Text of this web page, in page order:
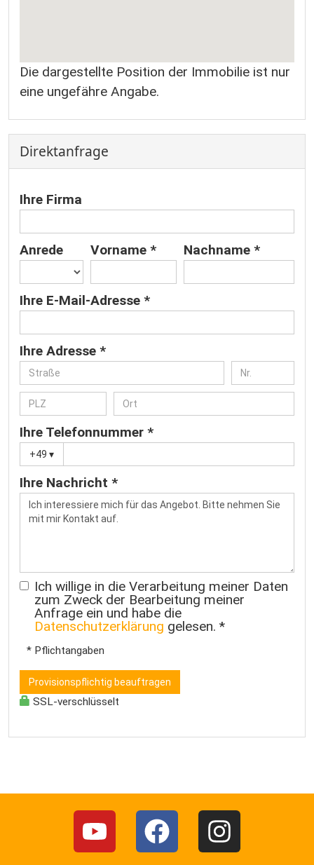
Die dargestellte Position der Immobilie ist nur
eine ungefähre Angabe.
Direktanfrage
Ihre Firma
Anrede Vorname * Nachname *
Ihre E-Mail-Adresse *
Ihre Adresse *
Ihre Telefonnummer *
+49 ▾
Ihre Nachricht *
Ich willige in die Verarbeitung meiner Daten
zum Zweck der Bearbeitung meiner
Anfrage ein und habe die
Datenschutzerklärung gelesen. *
* Pflichtangaben
Provisionspflichtig beauftragen
SSL-verschlüsselt